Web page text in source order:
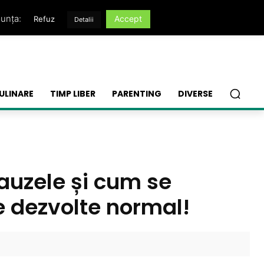
TIMP LIBER PARENTING DIVERSE
și cum se
dezvolte normal!
Refuz Detalii Accept